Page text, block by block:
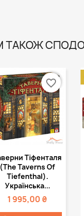
Швидкий
перегляд
Тіфенталя
(The Taverns Of
Tiefenthal).
Українська...
1 995,00 ₴
favorite_border